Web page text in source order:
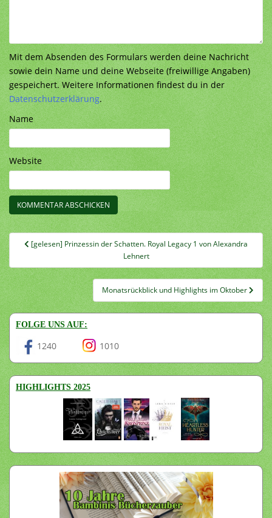
Mit dem Absenden des Formulars werden deine Nachricht
sowie dein Name und deine Webseite (freiwillige Angaben)
gespeichert. Weitere Informationen findest du in der
Datenschutzerklärung.
Name
Website
Beitragsnavigation
[gelesen] Prinzessin der Schatten. Royal Legacy 1 von Alexandra
Lehnert
Monatsrückblick und Highlights im Oktober
FOLGE UNS AUF:
1240 1010
HIGHLIGHTS 2025